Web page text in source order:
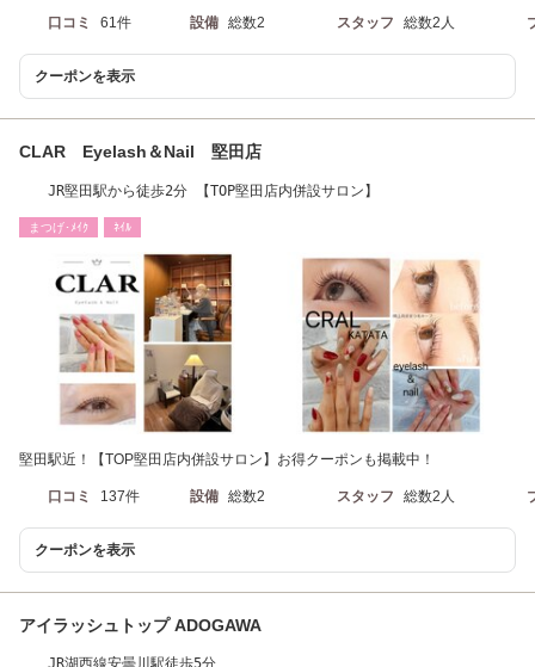
口コミ 61件 設備 総数2 スタッフ 総数2人
クーポンを表示
CLAR Eyelash＆Nail 堅田店
JR堅田駅から徒歩2分 【TOP堅田店内併設サロン】
まつげ･ﾒｲｸ ﾈｲﾙ
堅田駅近！【TOP堅田店内併設サロン】お得クーポンも掲載中！
口コミ 137件 設備 総数2 スタッフ 総数2人
クーポンを表示
アイラッシュトップ ADOGAWA